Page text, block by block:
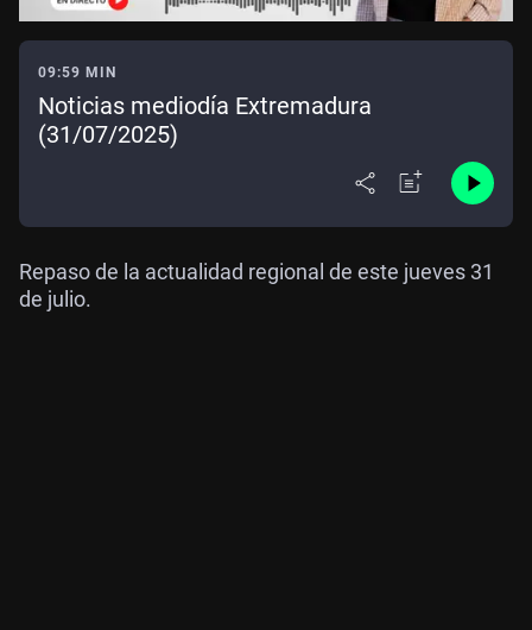
09:59 MIN
Noticias mediodía Extremadura
(31/07/2025)
Repaso de la actualidad regional de este jueves 31
de julio.